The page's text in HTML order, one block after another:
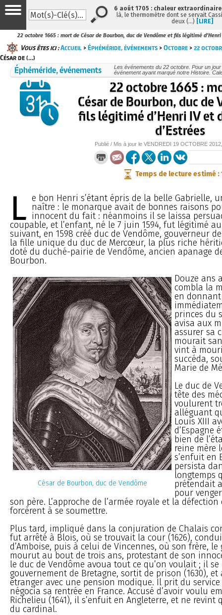
22 octobre 1665 : mort de César de Bourbon, duc de Vendôme et fils légitimé
Vous êtes ici :Accueil >Éphéméride, événements >Octobre >22
César de (…)
Éphéméride, événements
Les événements du 22 octobre. Pour un
événement ayant marqué notre Histoire.
22 octobre 1665 :
César de Bourbon, duc de
fils légitimé d’Henri IV et
d’Estrées
Publié / Mis à jour le VENDREDI 19 OCTOBRE 2012
Temps de lecture estimé :
L e bon Henri s’étant épris de la belle Gabrielle,
naître : le monarque avait de bonnes raisons
innocent du fait : néanmoins il se laissa
coupable, et l’enfant, né le 7 juin 1594, fut légitimé
suivant, en 1598 créé duc de Vendôme, gouverneur
la fille unique du duc de Mercœur, la plus riche
doté du duché-pairie de Vendôme, ancien apanage
Bourbon.
César de Bourbon, duc de Vendôme
Douze ans
combla la
en
princes du
avisa aux
assurer sa
mourait
vint à
succéda,
Marie de
Le duc de
tête des
voulurent
alléguant
Louis XIII
d’Espagne
bien de
reine mère
s’enfuit en
persista
longtemps
prétendait
pour
son père. L’approche de l’armée royale et la
forcèrent à se soumettre.
Plus tard, impliqué dans la conjuration de Chalais
fut arrêté à Blois, où se trouvait la cour (1626),
d’Amboise, puis à celui de Vincennes, où son frère,
mourut au bout de trois ans, protestant de son
le duc de Vendôme avoua tout ce qu’on voulait ; il
gouvernement de Bretagne, sortit de prison (1630), et
étranger avec une pension modique. Il prit du
négocia sa rentrée en France. Accusé d’avoir voulu
Richelieu (1641), il s’enfuit en Angleterre, et ne revint
du cardinal.
6 août 1705 : chaleur
là, le thermomètre dont se servait
deux (…) [LIRE]